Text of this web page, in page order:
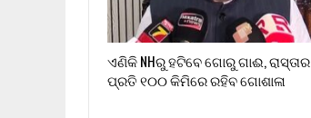
ଏଣିକି NHରୁ ହଟିବେ ଗୋରୁ ଗାଈ, ରାସ୍ତାର
ପ୍ରତି ୧୦୦ କିମିରେ ରହିବ ଗୋଶାଳା